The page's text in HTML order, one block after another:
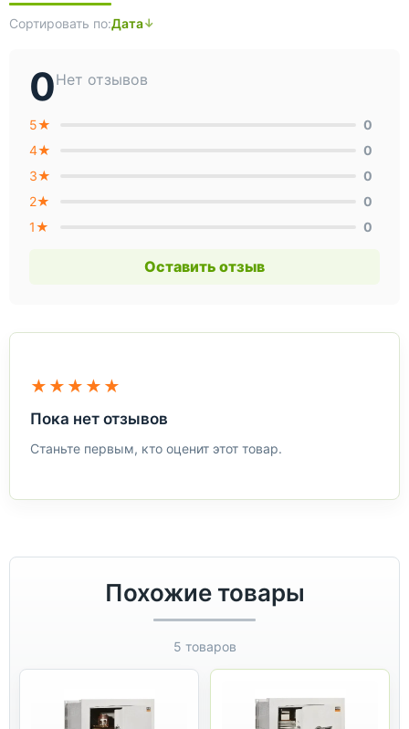
Сортировать по:Дата
0Нет отзывов
5★
0
4★
0
3★
0
2★
0
1★
0
Оставить отзыв
★★★★★
Пока нет отзывов
Станьте первым, кто оценит этот товар.
Похожие товары
5 товаров